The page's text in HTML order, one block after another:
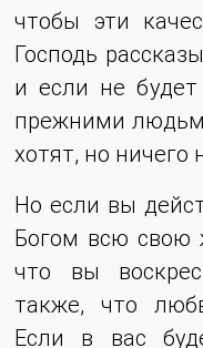
чтобы эти
Господь
и если не будет
прежними
хотят, но ничего
Но если вы
Богом всю свою
что вы
также, что
Если в вас